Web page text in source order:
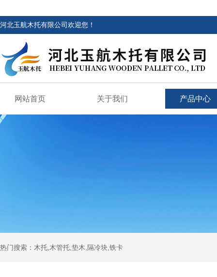
河北玉航木托有限公司欢迎您！
网站首页 关于我们 产品中心
热门搜索：木托,木管托,垫木,隔冷块,铁卡